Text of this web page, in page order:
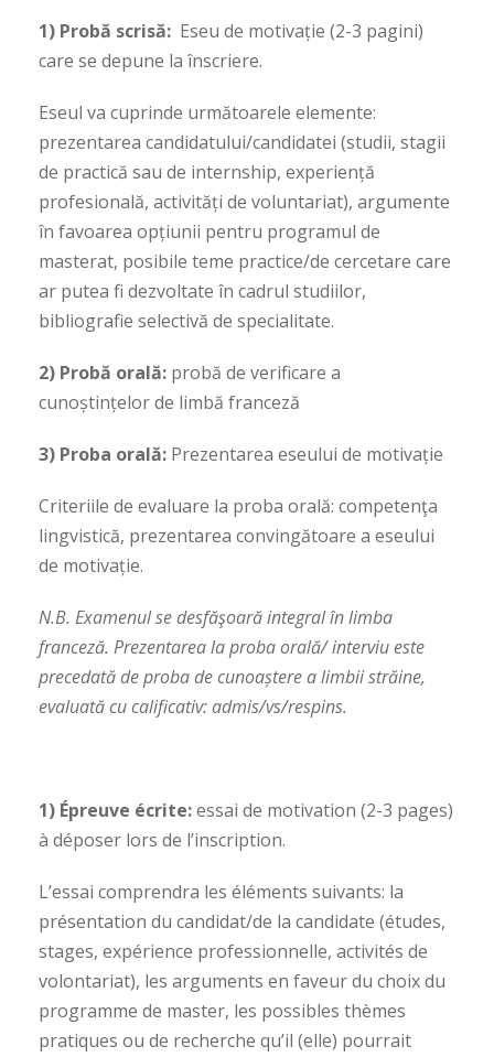
1) Probă scrisă: Eseu de motivație (2-3 pagini)
care se depune la înscriere.
Eseul va cuprinde următoarele elemente:
prezentarea candidatului/candidatei (studii, stagii
de practică sau de internship, experiență
profesională, activități de voluntariat), argumente
în favoarea opțiunii pentru programul de
masterat, posibile teme practice/de cercetare care
ar putea fi dezvoltate în cadrul studiilor,
bibliografie selectivă de specialitate.
2) Probă orală: probă de verificare a
cunoștințelor de limbă franceză
3) Proba orală: Prezentarea eseului de motivație
Criteriile de evaluare la proba orală: competenţa
lingvistică, prezentarea convingătoare a eseului
de motivație.
N.B. Examenul se desfăşoară integral în limba
franceză. Prezentarea la proba orală/ interviu este
precedată de proba de cunoaștere a limbii străine,
evaluată cu calificativ: admis/vs/respins.
1) Épreuve écrite:essai de motivation (2-3 pages)
à déposer lors de l’inscription.
L’essai comprendra les éléments suivants: la
présentation du candidat/de la candidate (études,
stages, expérience professionnelle, activités de
volontariat), les arguments en faveur du choix du
programme de master, les possibles thèmes
pratiques ou de recherche qu’il (elle) pourrait